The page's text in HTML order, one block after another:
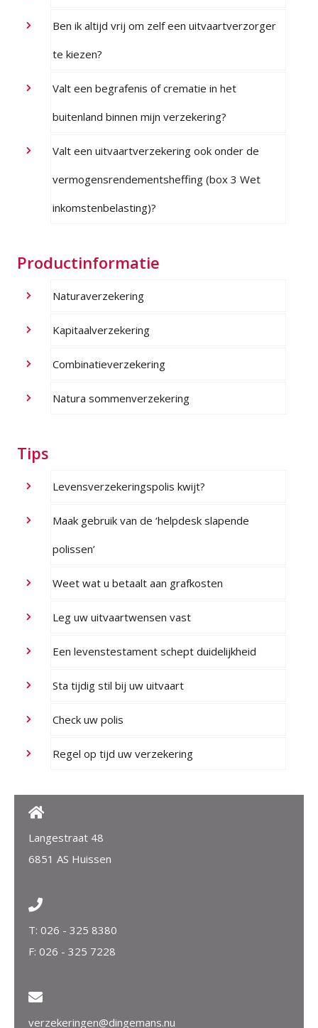
Ben ik altijd vrij om zelf een uitvaartverzorger
te kiezen?
Valt een begrafenis of crematie in het
buitenland binnen mijn verzekering?
Valt een uitvaartverzekering ook onder de
vermogensrendementsheffing (box 3 Wet
inkomstenbelasting)?
Productinformatie
Naturaverzekering
Kapitaalverzekering
Combinatieverzekering
Natura sommenverzekering
Tips
Levensverzekeringspolis kwijt?
Maak gebruik van de ‘helpdesk slapende
polissen’
Weet wat u betaalt aan grafkosten
Leg uw uitvaartwensen vast
Een levenstestament schept duidelijkheid
Sta tijdig stil bij uw uitvaart
Check uw polis
Regel op tijd uw verzekering
Langestraat 48
6851 AS Huissen
T: 026 - 325 8380
F: 026 - 325 7228
verzekeringen@dingemans.nu